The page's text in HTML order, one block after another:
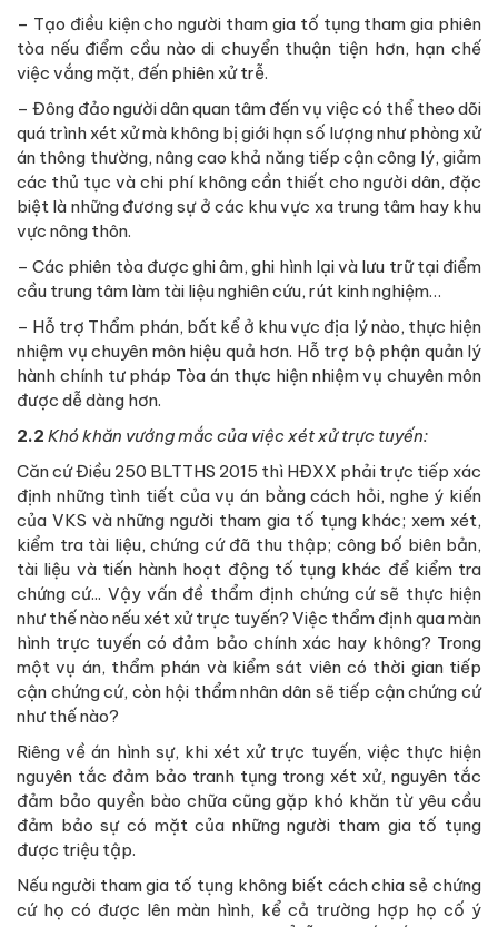
– Tạo điều kiện cho người tham gia tố tụng tham gia phiên
tòa nếu điểm cầu nào di chuyển thuận tiện hơn, hạn chế
việc vắng mặt, đến phiên xử trễ.
– Đông đảo người dân quan tâm đến vụ việc có thể theo dõi
quá trình xét xử mà không bị giới hạn số lượng như phòng xử
án thông thường, nâng cao khả năng tiếp cận công lý, giảm
các thủ tục và chi phí không cần thiết cho người dân, đặc
biệt là những đương sự ở các khu vực xa trung tâm hay khu
vực nông thôn.
– Các phiên tòa được ghi âm, ghi hình lại và lưu trữ tại điểm
cầu trung tâm làm tài liệu nghiên cứu, rút kinh nghiệm…
– Hỗ trợ Thẩm phán, bất kể ở khu vực địa lý nào, thực hiện
nhiệm vụ chuyên môn hiệu quả hơn. Hỗ trợ bộ phận quản lý
hành chính tư pháp Tòa án thực hiện nhiệm vụ chuyên môn
được dễ dàng hơn.
2.2 Khó khăn vướng mắc của việc xét xử trực tuyến:
Căn cứ Điều 250 BLTTHS 2015 thì HĐXX phải trực tiếp xác
định những tình tiết của vụ án bằng cách hỏi, nghe ý kiến
của VKS và những người tham gia tố tụng khác; xem xét,
kiểm tra tài liệu, chứng cứ đã thu thập; công bố biên bản,
tài liệu và tiến hành hoạt động tố tụng khác để kiểm tra
chứng cứ... Vậy vấn đề thẩm định chứng cứ sẽ thực hiện
như thế nào nếu xét xử trực tuyến? Việc thẩm định qua màn
hình trực tuyến có đảm bảo chính xác hay không? Trong
một vụ án, thẩm phán và kiểm sát viên có thời gian tiếp
cận chứng cứ, còn hội thẩm nhân dân sẽ tiếp cận chứng cứ
như thế nào?
Riêng về án hình sự, khi xét xử trực tuyến, việc thực hiện
nguyên tắc đảm bảo tranh tụng trong xét xử, nguyên tắc
đảm bảo quyền bào chữa cũng gặp khó khăn từ yêu cầu
đảm bảo sự có mặt của những người tham gia tố tụng
được triệu tập.
Nếu người tham gia tố tụng không biết cách chia sẻ chứng
cứ họ có được lên màn hình, kể cả trường hợp họ cố ý